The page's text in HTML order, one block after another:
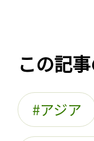
この記
アジア